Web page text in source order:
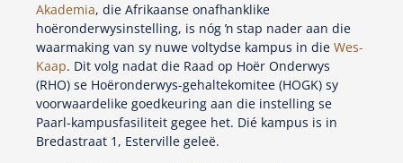
Akademia, die Afrikaanse onafhanklike
hoëronderwysinstelling, is nóg ŉ stap nader aan die
waarmaking van sy nuwe voltydse kampus in die Wes-
Kaap. Dit volg nadat die Raad op Hoër Onderwys
(RHO) se Hoëronderwys-gehaltekomitee (HOGK) sy
voorwaardelike goedkeuring aan die instelling se
Paarl-kampusfasiliteit gegee het. Dié kampus is in
Bredastraat 1, Esterville geleë.